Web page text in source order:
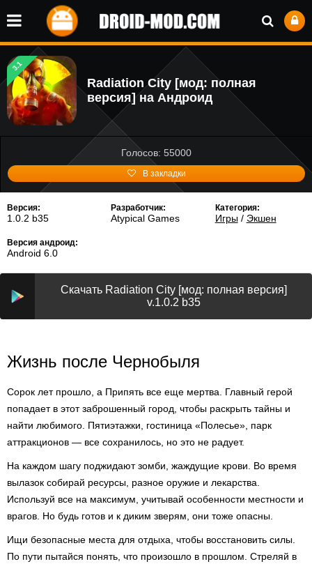
3.1
Radiation City [мод: полная
версия] на Андроид
Голосов: 55000
В закладки
Версия:
1.0.2 b35
Разработчик:
Atypical Games
Категория:
Игры/ Экшен
Версия андроид:
Android 6.0
Скачать Radiation City [мод: полная версия]
v.1.0.2 b35
Жизнь после Чернобыля
Сорок лет прошло, а Припять все еще мертва. Главный герой
попадает в этот заброшенный город, чтобы раскрыть тайны и
найти любимого. Пятиэтажки, гостиница «Полесье», парк
аттракционов — все сохранилось, но это не радует.
На каждом шагу поджидают зомби, жаждущие крови. Во время
вылазок собирай ресурсы, разное оружие и лекарства.
Используй все на максимум, учитывай особенности местности и
врагов. Но будь готов и к диким зверям, они тоже опасны.
Ищи безопасные места для отдыха, чтобы восстановить силы.
По пути пытайся понять, что произошло в прошлом. Стреляй в